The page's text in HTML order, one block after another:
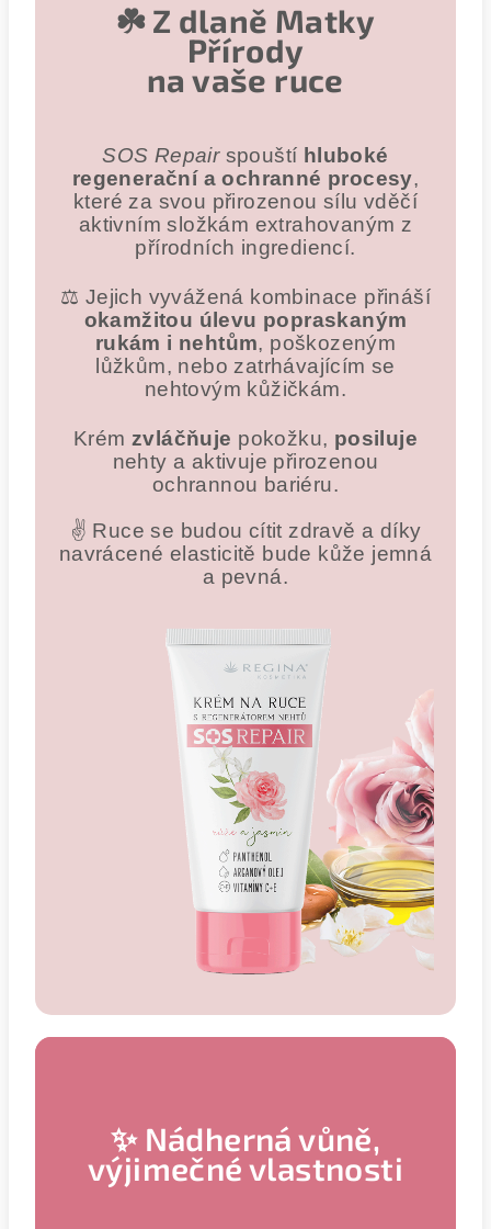
☘️ Z dlaně Matky
Přírody
na vaše ruce
SOS Repairspouští hluboké
regenerační a ochranné procesy,
které za svou přirozenou sílu vděčí
aktivním složkám extrahovaným z
přírodních ingrediencí.
⚖️ Jejich vyvážená kombinace přináší
okamžitou úlevu popraskaným
rukám i nehtům, poškozeným
lůžkům, nebo zatrhávajícím se
nehtovým kůžičkám.
Krémzvláčňuje pokožku, posiluje
nehty a aktivuje přirozenou
ochrannou bariéru.
✌️ Ruce se budou cítit zdravě a díky
navrácené elasticitě bude kůže jemná
a pevná.
✨ Nádherná vůně,
výjimečné vlastnosti